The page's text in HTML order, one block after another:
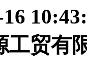
工贸有